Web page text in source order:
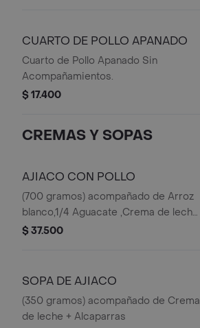
CUARTO DE POLLO APANADO
Cuarto de Pollo Apanado Sin
Acompañamientos.
$ 17.400
CREMAS Y SOPAS
AJIACO CON POLLO
(700 gramos) acompañado de Arroz
blanco,1/4 Aguacate ,Crema de leche,
Alcaparras
$ 37.500
SOPA DE AJIACO
(350 gramos) acompañado de Crema
de leche + Alcaparras